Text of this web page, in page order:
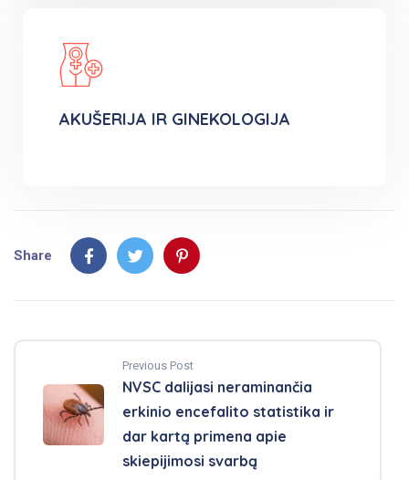
AKUŠERIJA IR GINEKOLOGIJA
Share
Previous Post
NVSC dalijasi neraminančia
erkinio encefalito statistika ir
dar kartą primena apie
skiepijimosi svarbą